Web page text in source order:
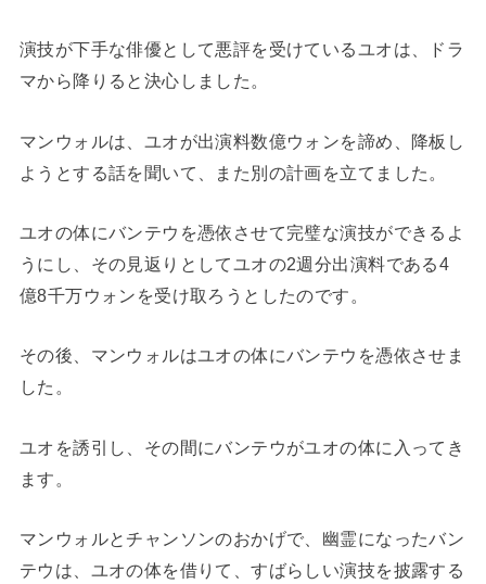
演技が下手な俳優として悪評を受けているユオは、ドラ
マから降りると決心しました。
マンウォルは、ユオが出演料数億ウォンを諦め、降板し
ようとする話を聞いて、また別の計画を立てました。
ユオの体にバンテウを憑依させて完璧な演技ができるよ
うにし、その見返りとしてユオの2週分出演料である4
億8千万ウォンを受け取ろうとしたのです。
その後、マンウォルはユオの体にバンテウを憑依させま
した。
ユオを誘引し、その間にバンテウがユオの体に入ってき
ます。
マンウォルとチャンソンのおかげで、幽霊になったバン
テウは、ユオの体を借りて、すばらしい演技を披露する